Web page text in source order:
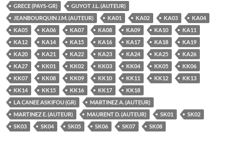
GRECE (PAYS-GR)
GUYOT J.L. (AUTEUR)
JEANBOURQUIN J.M. (AUTEUR)
KA01 KA02 KA03
KA04
KA05
KA06 KA07 KA08 KA09 KA10
KA11
KA12
KA14 KA15 KA16 KA17 KA18
KA19
KA20
KA21 KA22 KA23 KA24 KA25
KA26
KA27
KK01 KK02 KK03 KK04 KK05
KK06
KK07
KK08 KK09 KK10 KK11 KK12
KK13
KK14
KK15 KK16 KK17
KK18
LA CANEE ASKIFOU (GR)
MARTINEZ A. (AUTEUR)
MARTINEZ E. (AUTEUR)
MAURENT D. (AUTEUR) SK01
SK02
SK03
SK04 SK05 SK06 SK07 SK08